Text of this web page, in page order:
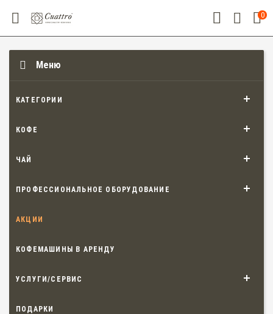
0
Меню
КАТЕГОРИИ
КОФЕ
ЧАЙ
ПРОФЕССИОНАЛЬНОЕ ОБОРУДОВАНИЕ
АКЦИИ
КОФЕМАШИНЫ В АРЕНДУ
УСЛУГИ/СЕРВИС
ПОДАРКИ